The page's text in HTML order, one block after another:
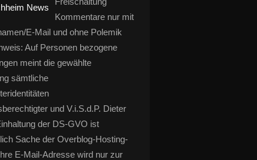
Kommentare nur mit
E-Mail und ohne Polemik
Auf Personen bezogene
meint die gewählte
sämtliche
und V.i.S.d.P. Dieter
der DS-GVO ist
Sache der Overblog-Hosting-
E-Mail-Adresse wird nur zur